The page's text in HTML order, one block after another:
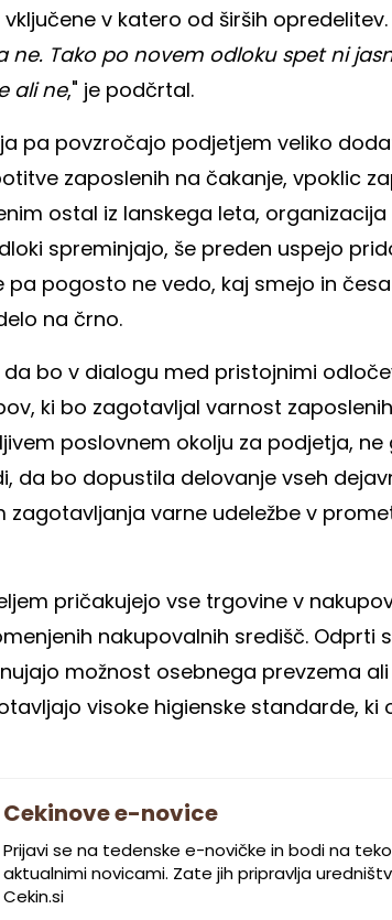
v katero od širših opredelitev.
ne. Tako po novem odloku spet ni
ali ne," je podčrtal.
pa povzročajo podjetjem veliko
zaposlenih na čakanje, vpoklic
ostal iz lanskega leta,
spreminjajo, še preden uspejo
pa pogosto ne vedo, kaj smejo in
na črno.
da bo v dialogu med pristojnimi
ki bo zagotavljal varnost
poslovnem okolju za podjetja, ne
da bo dopustila delovanje vseh
zagotavljanja varne udeležbe v
pričakujejo vse trgovine v
nakupovalnih središč. Odprti
možnost osebnega prevzema
visoke higienske standarde,
Cekinove e-novice
Prijavi se na tedenske e-novičke in bodi na
aktualnimi novicami. Zate jih pripravlja
Cekin.si